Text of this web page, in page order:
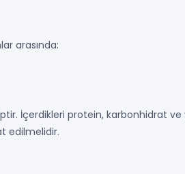
arasında:
İçerdikleri protein, karbonhidrat ve
edilmelidir.